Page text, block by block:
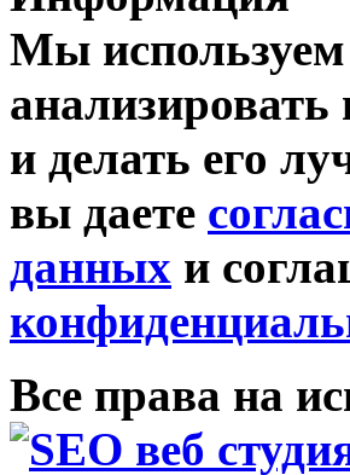
Мы используем
анализировать
и делать его
вы даете
данных и
Все права на